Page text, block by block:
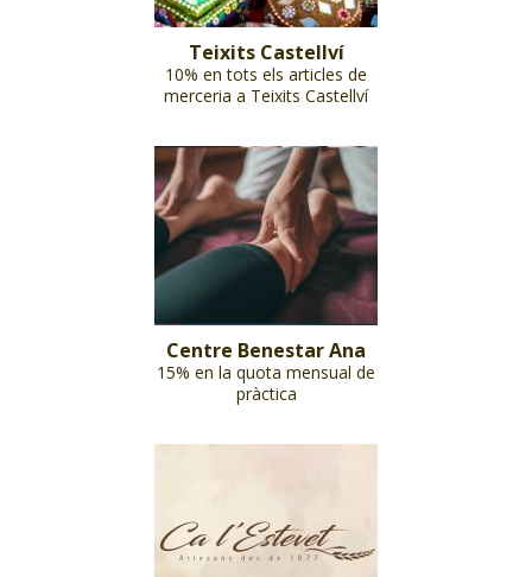
Teixits Castellví
10% en tots els articles de
merceria a Teixits Castellví
Centre Benestar Ana
15% en la quota mensual de
pràctica